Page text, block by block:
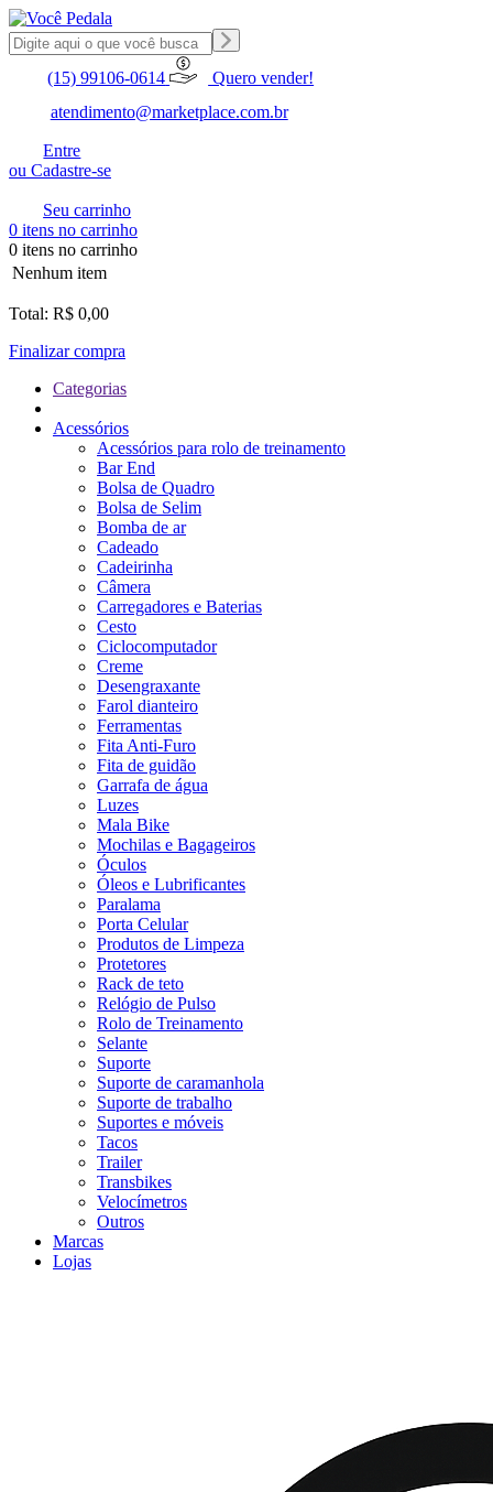
(15) 99106-0614
Quero vender!
atendimento@marketplace.com.br
Entre
ou Cadastre-se
Seu carrinho
0 itens no carrinho
0 itens no carrinho
Nenhum item
Total: R$ 0,00
Finalizar compra
Categorias
Acessórios
Acessórios para rolo de treinamento
Bar End
Bolsa de Quadro
Bolsa de Selim
Bomba de ar
Cadeado
Cadeirinha
Câmera
Carregadores e Baterias
Cesto
Ciclocomputador
Creme
Desengraxante
Farol dianteiro
Ferramentas
Fita Anti-Furo
Fita de guidão
Garrafa de água
Luzes
Mala Bike
Mochilas e Bagageiros
Óculos
Óleos e Lubrificantes
Paralama
Porta Celular
Produtos de Limpeza
Protetores
Rack de teto
Relógio de Pulso
Rolo de Treinamento
Selante
Suporte
Suporte de caramanhola
Suporte de trabalho
Suportes e móveis
Tacos
Trailer
Transbikes
Velocímetros
Outros
Marcas
Lojas